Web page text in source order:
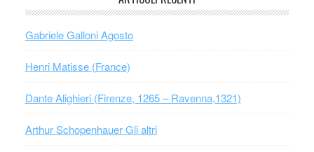
Gabriele Galloni Agosto
Henri Matisse (France)
Dante Alighieri (Firenze, 1265 – Ravenna,1321)
Arthur Schopenhauer Gli altri